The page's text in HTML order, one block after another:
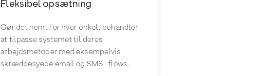
Fleksibel opsætning
Gør det nemt for hver enkelt behandler
at tilpasse systemet til deres
arbejdsmetoder med eksempelvis
skræddesyede email og SMS -flows.